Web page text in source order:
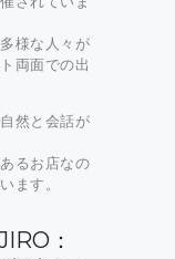
様な人々が
両面での出
然と会話が
るお店なの
ます。
：